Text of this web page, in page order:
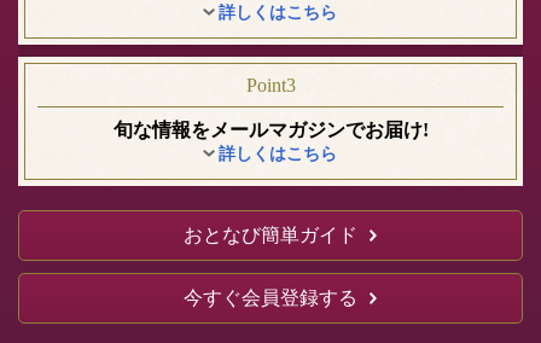
詳しくはこちら
Point3
旬な情報をメールマガジンでお届け!
詳しくはこちら
おとなび簡単ガイド
今すぐ会員登録する